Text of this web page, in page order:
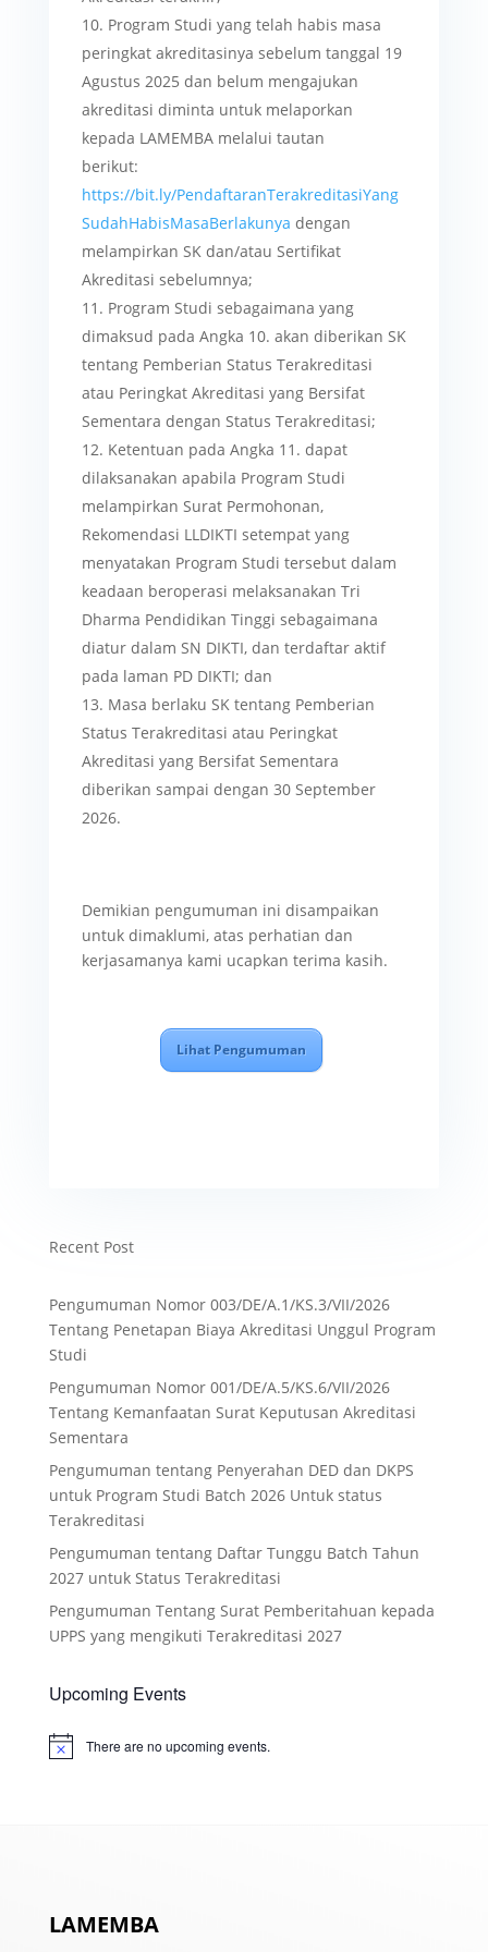
Program Studi yang telah habis masa
peringkat akreditasinya sebelum tanggal 19
Agustus 2025 dan belum mengajukan
akreditasi diminta untuk melaporkan
kepada LAMEMBA melalui tautan
berikut:
https://bit.ly/PendaftaranTerakreditasiYang
SudahHabisMasaBerlakunya dengan
melampirkan SK dan/atau Sertifikat
Akreditasi sebelumnya;
Program Studi sebagaimana yang
dimaksud pada Angka 10. akan diberikan SK
tentang Pemberian Status Terakreditasi
atau Peringkat Akreditasi yang Bersifat
Sementara dengan Status Terakreditasi;
Ketentuan pada Angka 11. dapat
dilaksanakan apabila Program Studi
melampirkan Surat Permohonan,
Rekomendasi LLDIKTI setempat yang
menyatakan Program Studi tersebut dalam
keadaan beroperasi melaksanakan Tri
Dharma Pendidikan Tinggi sebagaimana
diatur dalam SN DIKTI, dan terdaftar aktif
pada laman PD DIKTI; dan
Masa berlaku SK tentang Pemberian
Status Terakreditasi atau Peringkat
Akreditasi yang Bersifat Sementara
diberikan sampai dengan 30 September
2026.
Demikian pengumuman ini disampaikan
untuk dimaklumi, atas perhatian dan
kerjasamanya kami ucapkan terima kasih.
Lihat Pengumuman
Recent Post
Pengumuman Nomor 003/DE/A.1/KS.3/VII/2026
Tentang Penetapan Biaya Akreditasi Unggul Program
Studi
Pengumuman Nomor 001/DE/A.5/KS.6/VII/2026
Tentang Kemanfaatan Surat Keputusan Akreditasi
Sementara
Pengumuman tentang Penyerahan DED dan DKPS
untuk Program Studi Batch 2026 Untuk status
Terakreditasi
Pengumuman tentang Daftar Tunggu Batch Tahun
2027 untuk Status Terakreditasi
Pengumuman Tentang Surat Pemberitahuan kepada
UPPS yang mengikuti Terakreditasi 2027
Upcoming Events
Notice There are no upcoming events.
LAMEMBA